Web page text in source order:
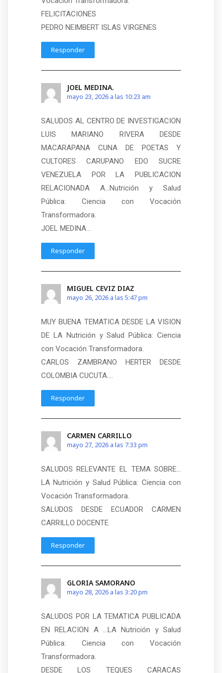
FELICITACIONES
PEDRO NEIMBERT ISLAS VIRGENES
Responder
JOEL MEDINA.
mayo 23, 2026 a las 10:23 am
SALUDOS AL CENTRO DE INVESTIGACION
LUIS MARIANO RIVERA DESDE
MACARAPANA CUNA DE POETAS Y
CULTORES CARUPANO EDO SUCRE
VENEZUELA POR LA PUBLICACION
RELACIONADA A…Nutrición y Salud
Pública: Ciencia con Vocación
Transformadora.
JOEL MEDINA…
Responder
MIGUEL CEVIZ DIAZ
mayo 26, 2026 a las 5:47 pm
MUY BUENA TEMATICA DESDE LA VISION
DE LA Nutrición y Salud Pública: Ciencia
con Vocación Transformadora.
CARLOS ZAMBRANO HERTER DESDE
COLOMBIA CUCUTA….
Responder
CARMEN CARRILLO
mayo 27, 2026 a las 7:33 pm
SALUDOS RELEVANTE EL TEMA SOBRE…
LA Nutrición y Salud Pública: Ciencia con
Vocación Transformadora.
SALUDOS DESDE ECUADOR CARMEN
CARRILLO DOCENTE
Responder
GLORIA SAMORANO
mayo 28, 2026 a las 3:20 pm
SALUDOS POR LA TEMATICA PUBLICADA
EN RELACION A …LA Nutrición y Salud
Pública: Ciencia con Vocación
Transformadora.
DESDE LOS TEQUES CARACAS